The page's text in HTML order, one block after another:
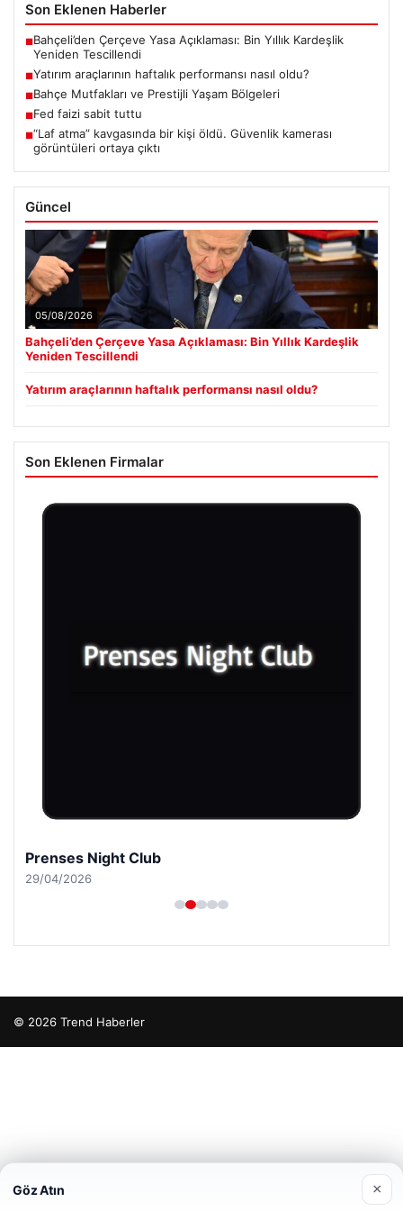
Son Eklenen Haberler
■Bahçeli’den Çerçeve Yasa Açıklaması: Bin Yıllık Kardeşlik
Yeniden Tescillendi
■Yatırım araçlarının haftalık performansı nasıl oldu?
■Bahçe Mutfakları ve Prestijli Yaşam Bölgeleri
■Fed faizi sabit tuttu
■“Laf atma” kavgasında bir kişi öldü. Güvenlik kamerası
görüntüleri ortaya çıktı
Güncel
05/08/2026
Bahçeli’den Çerçeve Yasa Açıklaması: Bin Yıllık Kardeşlik
Yeniden Tescillendi
Yatırım araçlarının haftalık performansı nasıl oldu?
Son Eklenen Firmalar
Prenses Night Club
29/04/2026
© 2026 Trend Haberler
Göz Atın ×